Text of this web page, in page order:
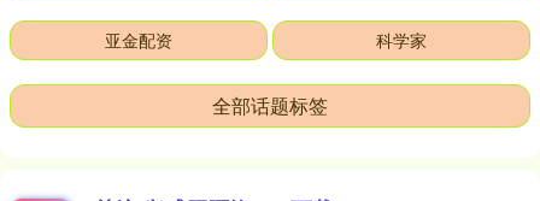
亚金配资 科学家
全部话题标签